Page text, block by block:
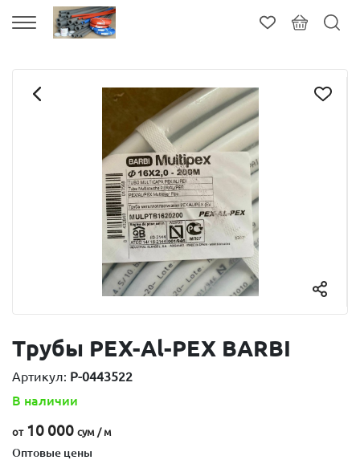
Трубы PEX-Al-PEX BARBI
Артикул: P-0443522
В наличии
от10 000 сум / м
Оптовые цены